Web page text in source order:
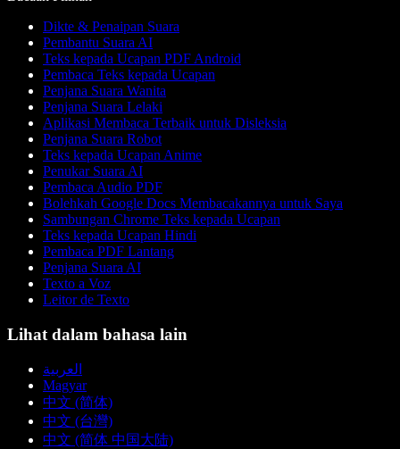
Dikte & Penaipan Suara
Pembantu Suara AI
Teks kepada Ucapan PDF Android
Pembaca Teks kepada Ucapan
Penjana Suara Wanita
Penjana Suara Lelaki
Aplikasi Membaca Terbaik untuk Disleksia
Penjana Suara Robot
Teks kepada Ucapan Anime
Penukar Suara AI
Pembaca Audio PDF
Bolehkah Google Docs Membacakannya untuk Saya
Sambungan Chrome Teks kepada Ucapan
Teks kepada Ucapan Hindi
Pembaca PDF Lantang
Penjana Suara AI
Texto a Voz
Leitor de Texto
Lihat dalam bahasa lain
العربية
Magyar
中文 (简体)
中文 (台灣)
中文 (简体 中国大陆)